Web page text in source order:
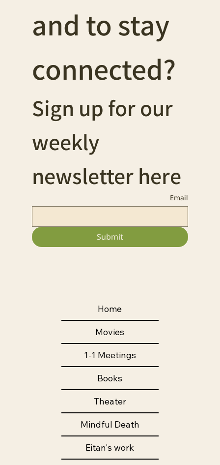
and to stay
connected?
Sign up for our
weekly
newsletter here
Email
Submit
Home
Movies
1-1 Meetings
Books
Theater
Mindful Death
Eitan's work